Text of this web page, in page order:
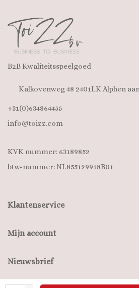
B2B Kwaliteitsspeelgoed
Kalkovenweg 48 2401LK Alphen
+31(0)634864455
info@toizz.com
KVK nummer: 63189852
btw-nummer: NL855129918B01
Klantenservice
Mijn account
Nieuwsbrief